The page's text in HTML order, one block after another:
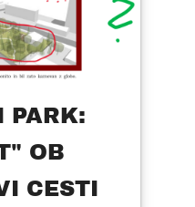
PARK:
OB
CESTI